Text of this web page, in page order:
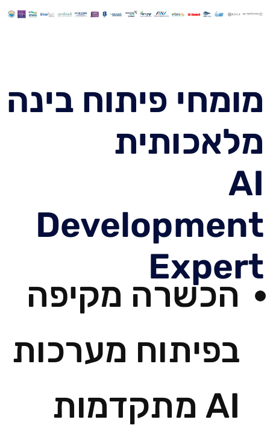
מומחי פיתוח בינה
מלאכותית
AI
Development
Expert
הכשרה מקיפה
בפיתוח מערכות
AI מתקדמות